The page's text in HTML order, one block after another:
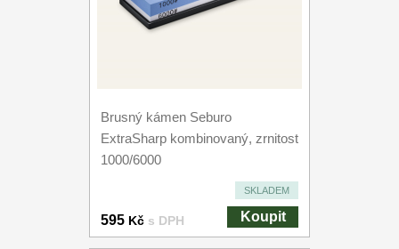
Brusný kámen Seburo
ExtraSharp kombinovaný, zrnitost
1000/6000
SKLADEM
595 Kč s DPH Koupit